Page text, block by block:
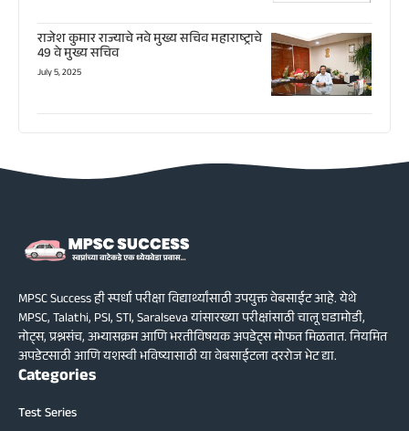
राजेश कुमार राज्याचे नवे मुख्य सचिव महाराष्ट्राचे
49 वे मुख्य सचिव
July 5, 2025
MPSC Success ही स्पर्धा परीक्षा विद्यार्थ्यांसाठी उपयुक्त वेबसाईट आहे. येथे
MPSC, Talathi, PSI, STI, Saralseva यांसारख्या परीक्षांसाठी चालू घडामोडी,
नोट्स, प्रश्नसंच, अभ्यासक्रम आणि भरतीविषयक अपडेट्स मोफत मिळतात. नियमित
अपडेटसाठी आणि यशस्वी भविष्यासाठी या वेबसाईटला दररोज भेट द्या.
Categories
Test Series